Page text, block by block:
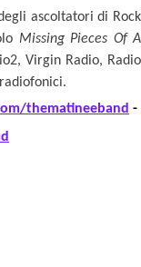
ascoltatori di Rock
Missing Pieces Of A
Virgin Radio, Radio
thematineeband -